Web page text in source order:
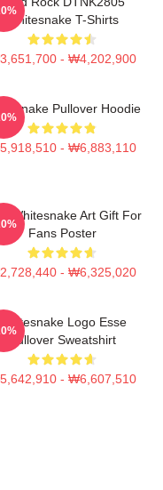
Whitesnake T-Shirts
- ₩4,202,900
Pullover Hoodie
- ₩6,883,110
Whitesnake Art Gift For
Fans Poster
- ₩6,325,020
Whitesnake Logo Esse
Pullover Sweatshirt
- ₩6,607,510